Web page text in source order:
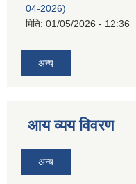
04-2026)
मिति: 01/05/2026 - 12:36
अन्य
आय व्यय विवरण
अन्य